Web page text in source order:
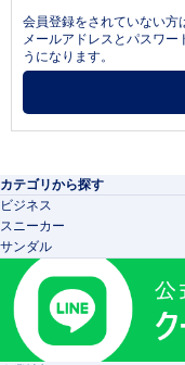
会員登録をされていない方
メールアドレスとパスワー
うになります。
カテゴリから探す
ビジネス
スニーカー
サンダル